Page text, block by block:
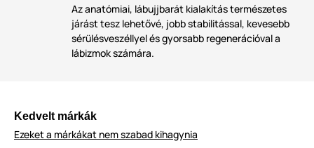
Az anatómiai, lábujjbarát kialakítás természetes
járást tesz lehetővé, jobb stabilitással, kevesebb
sérülésveszéllyel és gyorsabb regenerációval a
lábizmok számára.
Kedvelt márkák
Ezeket a márkákat nem szabad kihagynia